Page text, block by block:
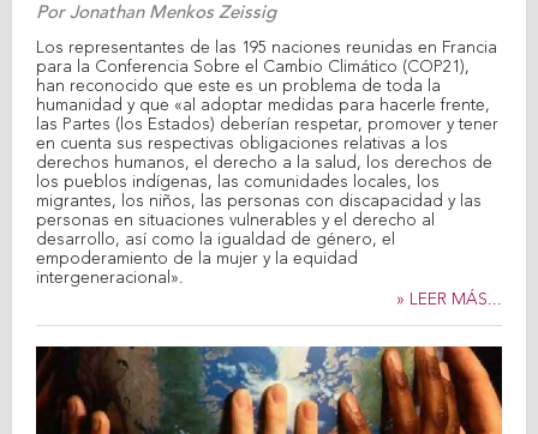
PorJonathan Menkos Zeissig
Los representantes de las 195 naciones reunidas en Francia
para la Conferencia Sobre el Cambio Climático (COP21),
han reconocido que este es un problema de toda la
humanidad y que «al adoptar medidas para hacerle frente,
las Partes (los Estados) deberían respetar, promover y tener
en cuenta sus respectivas obligaciones relativas a los
derechos humanos, el derecho a la salud, los derechos de
los pueblos indígenas, las comunidades locales, los
migrantes, los niños, las personas con discapacidad y las
personas en situaciones vulnerables y el derecho al
desarrollo, así como la igualdad de género, el
empoderamiento de la mujer y la equidad
intergeneracional».
» LEER MÁS...